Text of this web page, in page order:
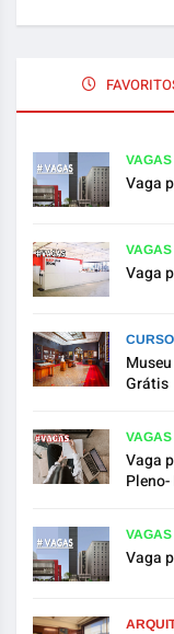
VAGAS
Vaga
VAGAS
Vaga
Grátis
VAGAS
Vaga
Pleno-
VAGAS
Vaga